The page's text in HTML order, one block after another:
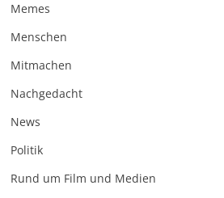
Memes
Menschen
Mitmachen
Nachgedacht
News
Politik
Rund um Film und Medien